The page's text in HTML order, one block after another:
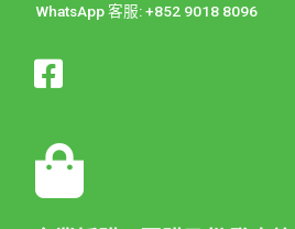
WhatsApp 客服: +852 9018 8096